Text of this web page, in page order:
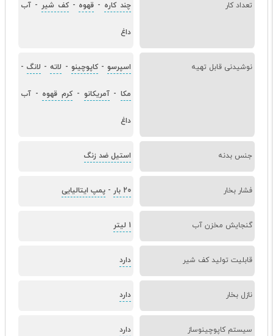
تعداد کار چند کاره - قهوه -کف شیر - آب
داغ
نوشیدنی قابل تهیه اسپرسو-کاپوچینو - لاته- لانگ-
مکا-آمریکانو - کرم قهوه - آب
داغ
جنس بدنه استیل ضد زنگ
فشار بخار 20 بار - پمپ ایتالیایی
گنجایش مخزن آب 1 لیتر
قابلیت تولید کف شیر دارد
نازل بخار دارد
سیستم کاپوچینوساز دارد